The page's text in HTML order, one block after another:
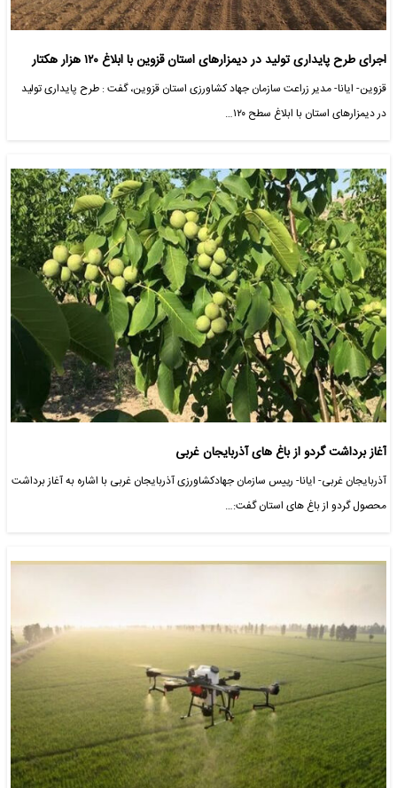
اجرای طرح پایداری تولید در دیمزارهای استان قزوین با ابلاغ ۱۲۰ هزار هکتار
قزوین- ایانا- مدیر زراعت سازمان جهاد کشاورزی استان قزوین، گفت : طرح پایداری تولید
در دیمزارهای استان با ابلاغ سطح ۱۲۰…
آغاز برداشت گردو از باغ های آذربایجان غربی
آذربایجان غربی- ایانا- رییس سازمان جهادکشاورزی آذربایجان غربی با اشاره به آغاز برداشت
محصول گردو از باغ های استان گفت:…